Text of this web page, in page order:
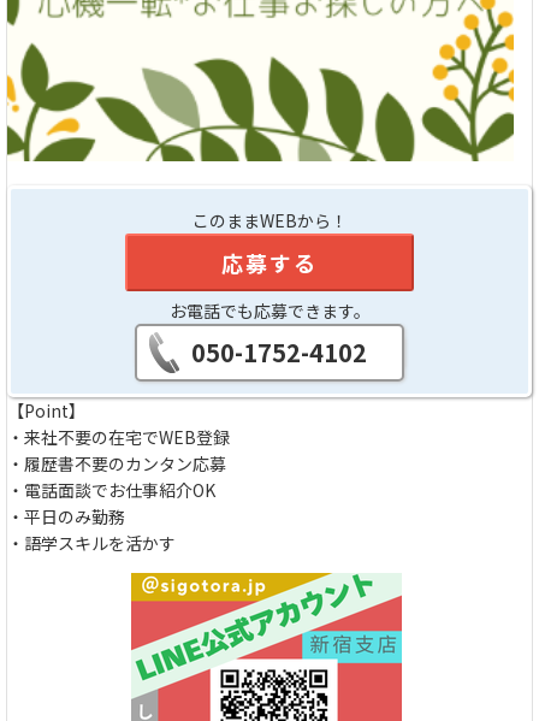
このままWEBから！
応募する
お電話でも応募できます。
050-1752-4102
【Point】
・来社不要の在宅でWEB登録
・履歴書不要のカンタン応募
・電話面談でお仕事紹介OK
・平日のみ勤務
・語学スキルを活かす